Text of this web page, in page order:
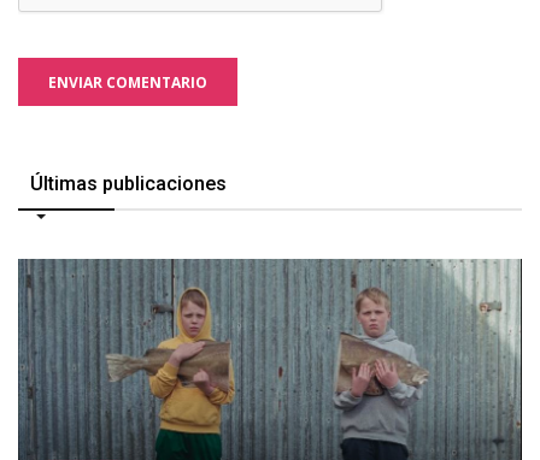
ENVIAR COMENTARIO
Últimas publicaciones